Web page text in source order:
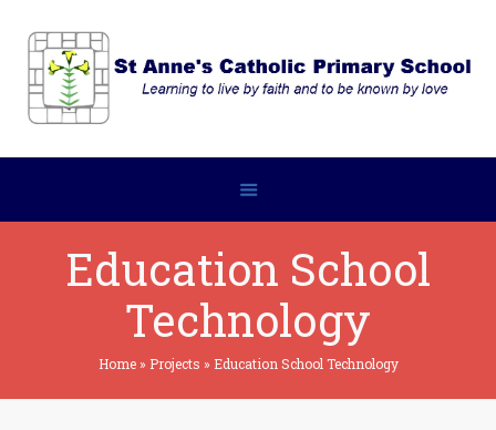
Education School
Technology
Home» Projects » Education School Technology